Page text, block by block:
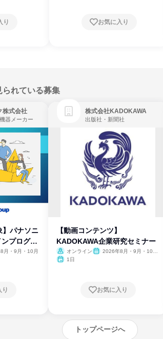
り お気に入り
られている募集
株式会社
器メーカー
】パナソニ
プログラ
月・9月・10月
り
株式会社KADOKAWA
出版社・新聞社
【動画コンテンツ】
KADOKAWA企業研究セミナー
オンライン
2026年8月・9月・10
1日
お気に入り
トップページへ